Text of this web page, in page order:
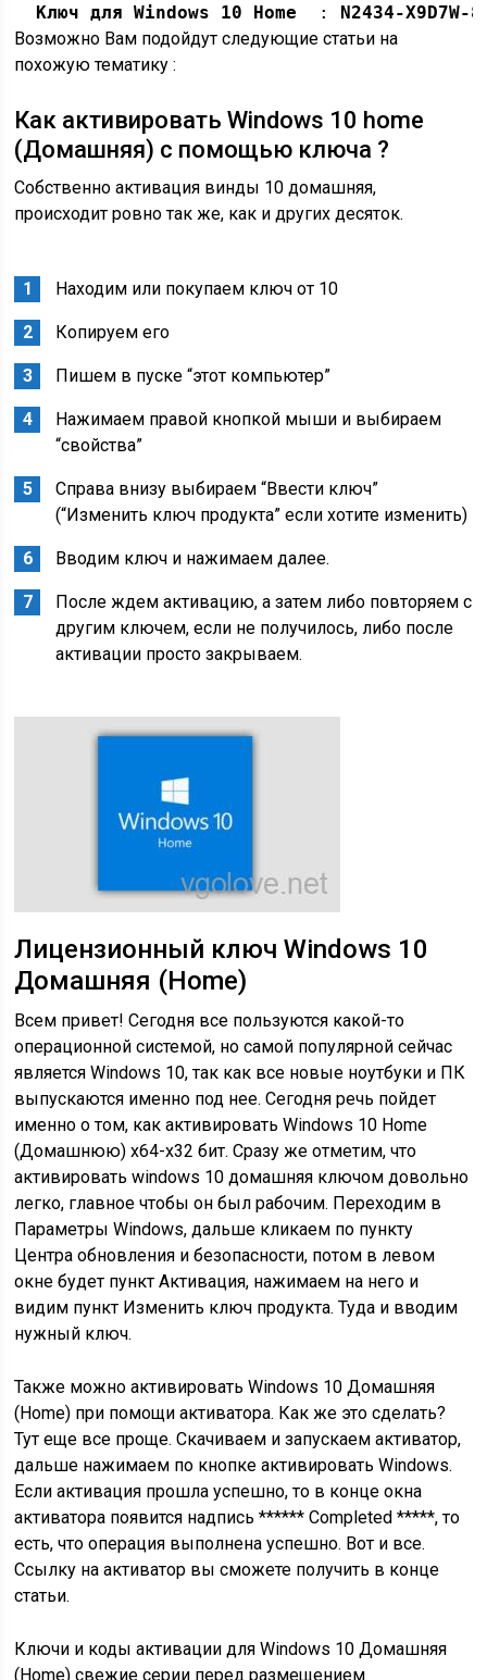
  Ключ для Windows 10 Home
: N2434-X9D7W-
Возможно Вам подойдут следующие статьи на
похожую тематику :
Как активировать Windows 10 home
(Домашняя) с помощью ключа ?
Собственно активация винды 10 домашняя,
происходит ровно так же, как и других десяток.
Находим или покупаем ключ от 10
Копируем его
Пишем в пуске “этот компьютер”
Нажимаем правой кнопкой мыши и выбираем
“свойства”
Справа внизу выбираем “Ввести ключ”
(“Изменить ключ продукта” если хотите изменить)
Вводим ключ и нажимаем далее.
После ждем активацию, а затем либо повторяем с
другим ключем, если не получилось, либо после
активации просто закрываем.
Лицензионный ключ Windows 10
Домашняя (Home)
Всем привет! Сегодня все пользуются какой-то
операционной системой, но самой популярной сейчас
является Windows 10, так как все новые ноутбуки и ПК
выпускаются именно под нее. Сегодня речь пойдет
именно о том, как активировать Windows 10 Home
(Домашнюю) х64-х32 бит. Сразу же отметим, что
активировать windows 10 домашняя ключом довольно
легко, главное чтобы он был рабочим. Переходим в
Параметры Windows, дальше кликаем по пункту
Центра обновления и безопасности, потом в левом
окне будет пункт Активация, нажимаем на него и
видим пункт Изменить ключ продукта. Туда и вводим
нужный ключ.
Также можно активировать Windows 10 Домашняя
(Home) при помощи активатора. Как же это сделать?
Тут еще все проще. Скачиваем и запускаем активатор,
дальше нажимаем по кнопке активировать Windows.
Если активация прошла успешно, то в конце окна
активатора появится надпись ****** Completed *****, то
есть, что операция выполнена успешно. Вот и все.
Ссылку на активатор вы сможете получить в конце
статьи.
Ключи и коды активации для Windows 10 Домашняя
(Home) свежие серии перед размещением